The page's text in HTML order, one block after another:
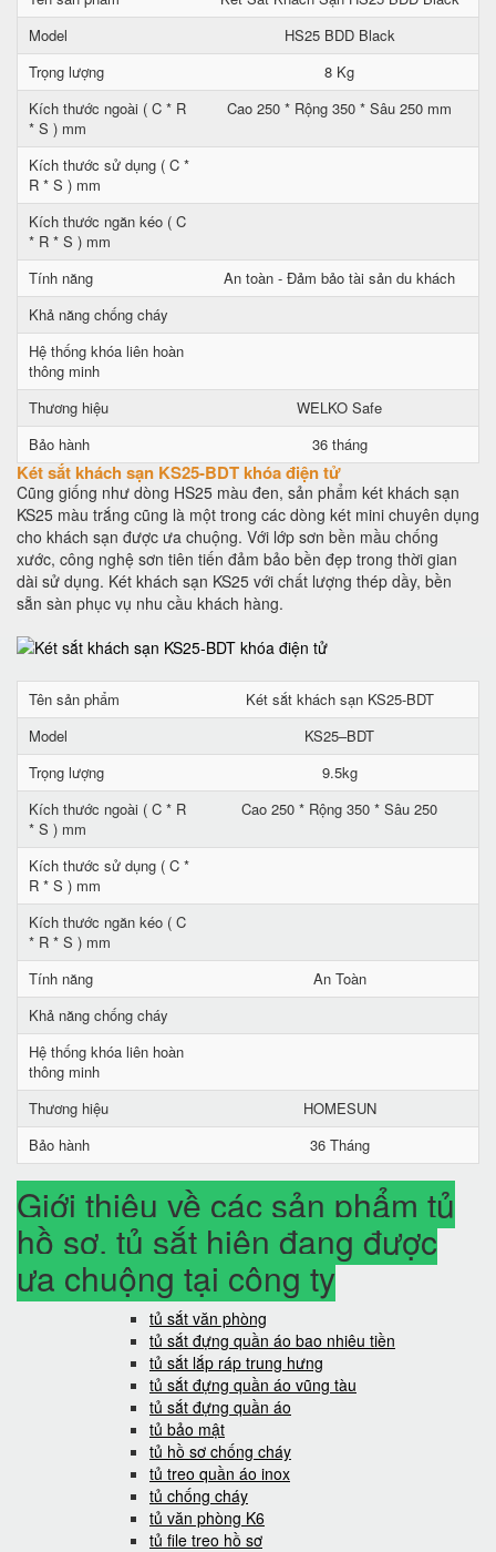
Model
HS25 BDD Black
Trọng lượng
8 Kg
Kích thước ngoài ( C * R
* S ) mm
Cao 250 * Rộng 350 * Sâu 250 mm
Kích thước sử dụng ( C *
R * S ) mm
Kích thước ngăn kéo ( C
* R * S ) mm
Tính năng
An toàn - Đảm bảo tài sản du khách
Khả năng chống cháy
Hệ thống khóa liên hoàn
thông minh
Thương hiệu
WELKO Safe
Bảo hành
36 tháng
Két sắt khách sạn KS25-BDT khóa điện tử
Cũng giống như dòng HS25 màu đen, sản phẩm két khách sạn
KS25 màu trắng cũng là một trong các dòng két mini chuyên dụng
cho khách sạn được ưa chuộng. Với lớp sơn bền mầu chống
xước, công nghệ sơn tiên tiến đảm bảo bền đẹp trong thời gian
dài sử dụng. Két khách sạn KS25 với chất lượng thép dầy, bền
sẵn sàn phục vụ nhu cầu khách hàng.
Tên sản phẩm
Két sắt khách sạn KS25-BDT
Model
KS25–BDT
Trọng lượng
9.5kg
Kích thước ngoài ( C * R
* S ) mm
Cao 250 * Rộng 350 * Sâu 250
Kích thước sử dụng ( C *
R * S ) mm
Kích thước ngăn kéo ( C
* R * S ) mm
Tính năng
An Toàn
Khả năng chống cháy
Hệ thống khóa liên hoàn
thông minh
Thương hiệu
HOMESUN
Bảo hành
36 Tháng
Giới thiệu về các sản phẩm tủ
hồ sơ, tủ sắt hiện đang được
ưa chuộng tại công ty
tủ sắt văn phòng
tủ sắt đựng quần áo bao nhiêu tiền
tủ sắt lắp ráp trung hưng
tủ sắt đựng quần áo vũng tàu
tủ sắt đựng quần áo
tủ bảo mật
tủ hồ sơ chống cháy
tủ treo quần áo inox
tủ chống cháy
tủ văn phòng K6
tủ file treo hồ sơ